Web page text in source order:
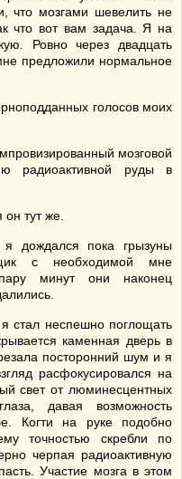
что мозгами шевелить не
что вот вам задача. Я на
Ровно через двадцать
предложили нормальное
голосов моих
мозговой
радиоактивной руды в
тут же.
дождался пока грызуны
с необходимой мне
минут они наконец
стал неспешно поглощать
каменная дверь в
посторонний шум и я
расфокусировался на
свет от люминесцентных
давая возможность
Когти на руке подобно
точностью скребли по
черпая радиоактивную
Участие мозга в этом